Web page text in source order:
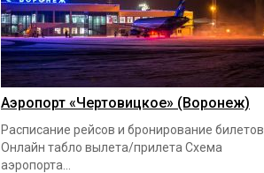
Аэропорт «Чертовицкое» (Воронеж)
Расписание рейсов и бронирование билетов
Онлайн табло вылета/прилета Схема
аэропорта...